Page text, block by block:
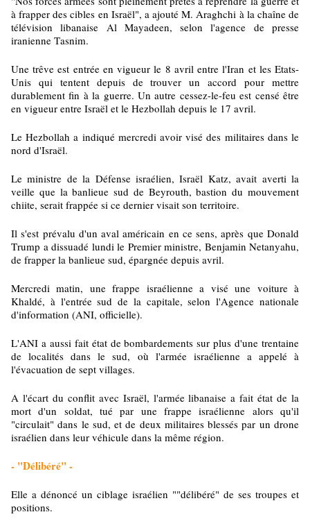
à frapper des cibles en Israël", a ajouté M. Araghchi à la chaîne de
télévision libanaise Al Mayadeen, selon l'agence de presse
iranienne Tasnim.
Une trêve est entrée en vigueur le 8 avril entre l'Iran et les Etats-
Unis qui tentent depuis de trouver un accord pour mettre
durablement fin à la guerre. Un autre cessez-le-feu est censé être
en vigueur entre Israël et le Hezbollah depuis le 17 avril.
Le Hezbollah a indiqué mercredi avoir visé des militaires dans le
nord d'Israël.
Le ministre de la Défense israélien, Israël Katz, avait averti la
veille que la banlieue sud de Beyrouth, bastion du mouvement
chiite, serait frappée si ce dernier visait son territoire.
Il s'est prévalu d'un aval américain en ce sens, après que Donald
Trump a dissuadé lundi le Premier ministre, Benjamin Netanyahu,
de frapper la banlieue sud, épargnée depuis avril.
Mercredi matin, une frappe israélienne a visé une voiture à
Khaldé, à l'entrée sud de la capitale, selon l'Agence nationale
d'information (ANI, officielle).
L'ANI a aussi fait état de bombardements sur plus d'une trentaine
de localités dans le sud, où l'armée israélienne a appelé à
l'évacuation de sept villages.
A l'écart du conflit avec Israël, l'armée libanaise a fait état de la
mort d'un soldat, tué par une frappe israélienne alors qu'il
"circulait" dans le sud, et de deux militaires blessés par un drone
israélien dans leur véhicule dans la même région.
- "Délibéré" -
Elle a dénoncé un ciblage israélien ""délibéré" de ses troupes et
positions.